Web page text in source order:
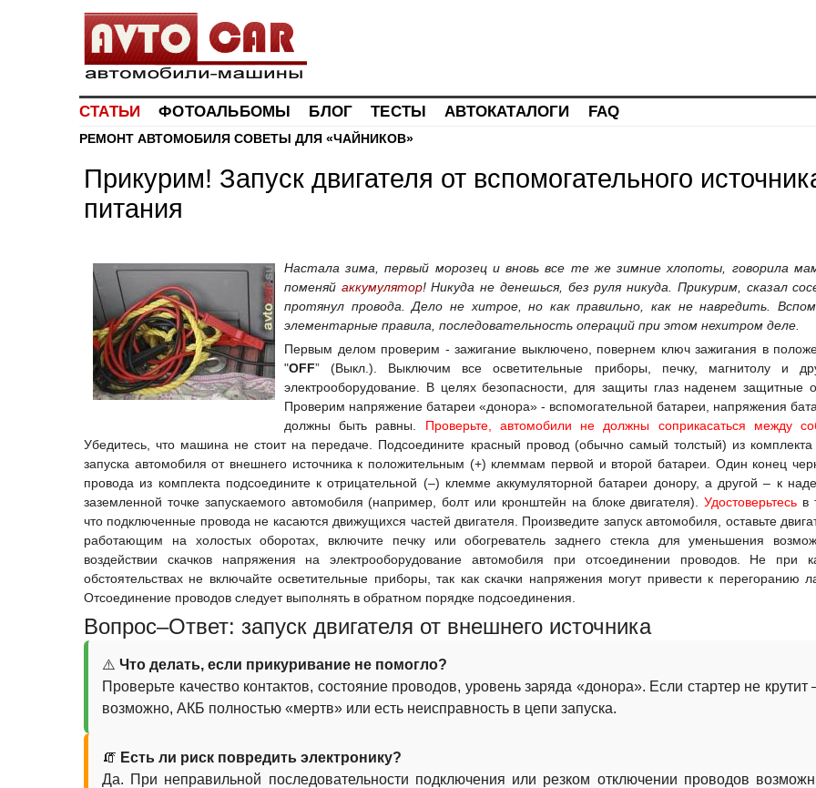
СТАТЬИ ФОТОАЛЬБОМЫ БЛОГ ТЕСТЫ АВТОКАТАЛОГИ FAQ
РЕМОНТ АВТОМОБИЛЯ СОВЕТЫ ДЛЯ «ЧАЙНИКОВ»
Прикурим! Запуск двигателя от вспомогательного
питания
Настала зима, первый морозец и вновь все те же зимние хлопоты, говорила
поменяй аккумулятор! Никуда не денешься, без руля никуда. Прикурим, сказал
протянул провода. Дело не хитрое, но как правильно, как не навредить.
элементарные правила, последовательность операций при этом нехитром деле.
Первым делом проверим - зажигание выключено, повернем ключ зажигания в
"OFF” (Выкл.). Выключим все осветительные приборы, печку, магнитолу и
электрооборудование. В целях безопасности, для защиты глаз наденем защитные
Проверим напряжение батареи «донора» - вспомогательной батареи, напряжения
должны быть равны. Проверьте, автомобили не должны соприкасаться между
Убедитесь, что машина не стоит на передаче. Подсоедините красный провод (обычно самый толстый) из комплекта
запуска автомобиля от внешнего источника к положительным (+) клеммам первой и второй батареи. Один конец
провода из комплекта подсоедините к отрицательной (–) клемме аккумуляторной батареи донору, а другой – к
заземленной точке запускаемого автомобиля (например, болт или кронштейн на блоке двигателя).Удостоверьтесь в
что подключенные провода не касаются движущихся частей двигателя. Произведите запуск автомобиля, оставьте
работающим на холостых оборотах, включите печку или обогреватель заднего стекла для уменьшения
воздействии скачков напряжения на электрооборудование автомобиля при отсоединении проводов. Не при
обстоятельствах не включайте осветительные приборы, так как скачки напряжения могут привести к перегоранию
Отсоединение проводов следует выполнять в обратном порядке подсоединения.
Вопрос–Ответ: запуск двигателя от внешнего источника
⚠️ Что делать, если прикуривание не помогло?
Проверьте качество контактов, состояние проводов, уровень заряда «донора». Если стартер не
возможно, АКБ полностью «мертв» или есть неисправность в цепи запуска.
🧯 Есть ли риск повредить электронику?
Да. При неправильной последовательности подключения или резком отключении проводов